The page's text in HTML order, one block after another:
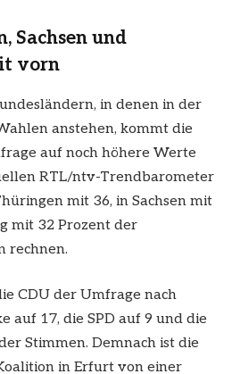
Sachsen und
vorn
in denen in der
anstehen, kommt die
auf noch höhere Werte
RTL/ntv-Trendbarometer
mit 36, in Sachsen mit
mit 32 Prozent der
rechnen.
CDU der Umfrage nach
auf 17, die SPD auf 9 und die
Stimmen. Demnach ist die
in Erfurt von einer